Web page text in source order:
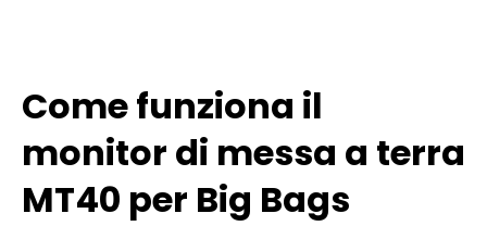
Come funziona il
monitor di messa a terra
MT40 per Big Bags